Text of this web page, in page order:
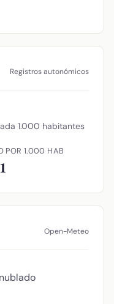
Registros autonómicos
1.000 habitantes
POR 1.000 HAB
Open-Meteo